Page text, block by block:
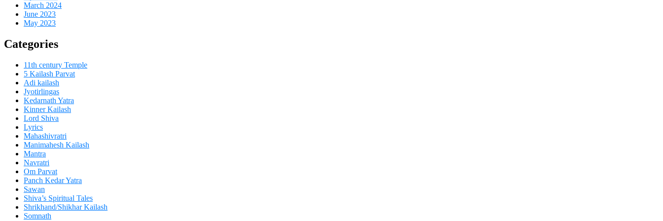
March 2024
June 2023
May 2023
Categories
11th century Temple
5 Kailash Parvat
Adi kailash
Jyotirlingas
Kedarnath Yatra
Kinner Kailash
Lord Shiva
Lyrics
Mahashivratri
Manimahesh Kailash
Mantra
Navratri
Om Parvat
Panch Kedar Yatra
Sawan
Shiva’s Spiritual Tales
Shrikhand/Shikhar Kailash
Somnath